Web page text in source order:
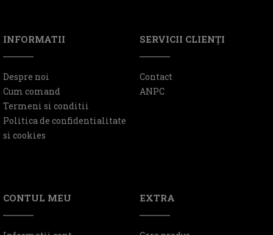
INFORMATII
Despre noi
Cum comand
Termeni si conditii
Politica de confidentialitate
si cookies
SERVICII CLIENŢI
Contact
ANPC
CONTUL MEU EXTRA